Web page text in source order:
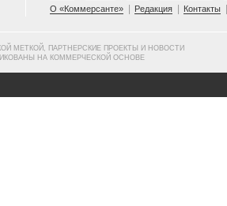
О «Коммерсанте»
Редакция Контакты
МЕТКОЙ, ПАРТНЕРСКИЕ ПРОЕКТЫ И НОВОСТИ
НА КОММЕРЧЕСКОЙ ОСНОВЕ